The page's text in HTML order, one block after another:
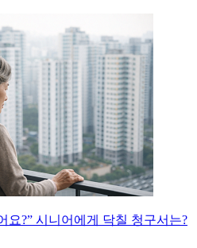
요?” 시니어에게 닥칠 청구서는?